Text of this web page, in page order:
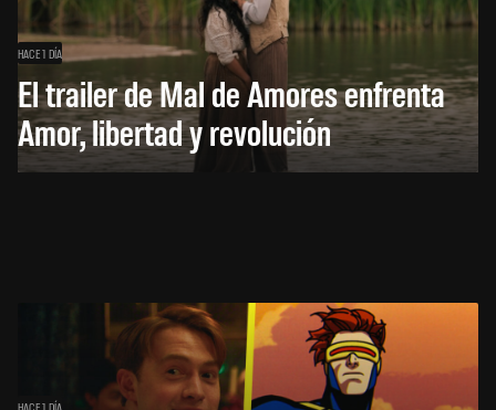
HACE 1 DÍA
El trailer de Mal de Amores enfrenta
Amor, libertad y revolución
HACE 1 DÍA